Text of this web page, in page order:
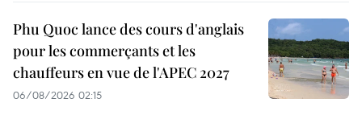
Phu Quoc lance des cours d'anglais
pour les commerçants et les
chauffeurs en vue de l'APEC 2027
06/08/2026 02:15